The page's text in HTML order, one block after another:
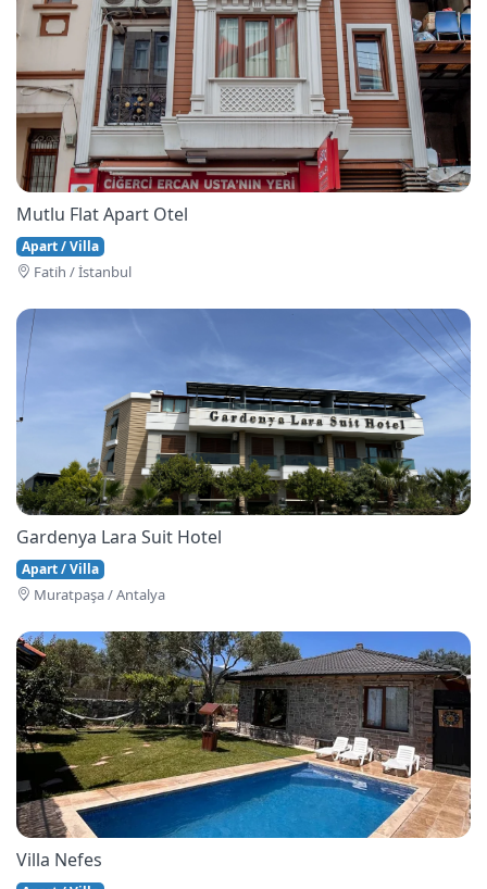
Mutlu Flat Apart Otel
Apart / Villa
Fati̇h / İstanbul
Gardenya Lara Suit Hotel
Apart / Villa
Muratpaşa / Antalya
Villa Nefes